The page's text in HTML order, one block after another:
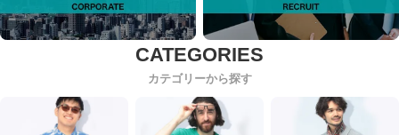
カテゴリーから探す